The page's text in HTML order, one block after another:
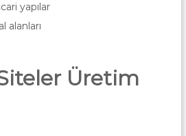
yapılar
alanları
Üretim